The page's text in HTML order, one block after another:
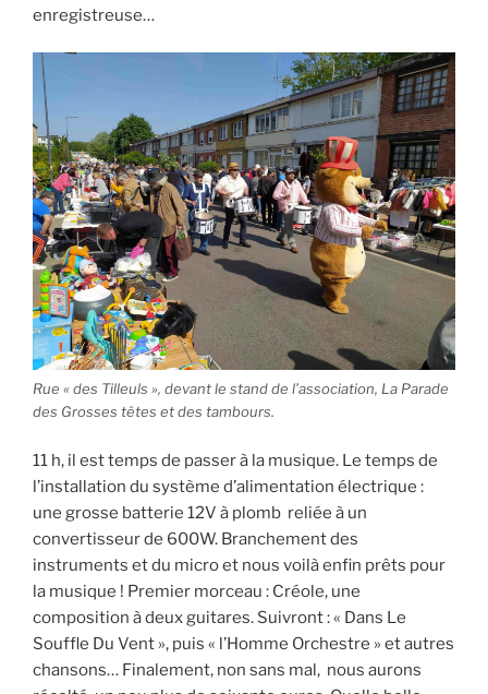
enregistreuse…
Rue « des Tilleuls », devant le stand de l’association, La Parade
des Grosses têtes et des tambours.
11 h, il est temps de passer à la musique. Le temps de
l’installation du système d’alimentation électrique :
une grosse batterie 12V à plomb reliée à un
convertisseur de 600W. Branchement des
instruments et du micro et nous voilà enfin prêts pour
la musique ! Premier morceau : Créole, une
composition à deux guitares. Suivront : « Dans Le
Souffle Du Vent », puis « l’Homme Orchestre » et autres
chansons… Finalement, non sans mal, nous aurons